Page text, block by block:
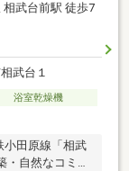
武台前駅 徒歩7
武台１
浴室乾燥機
小田原線「相武
自然なコミュ